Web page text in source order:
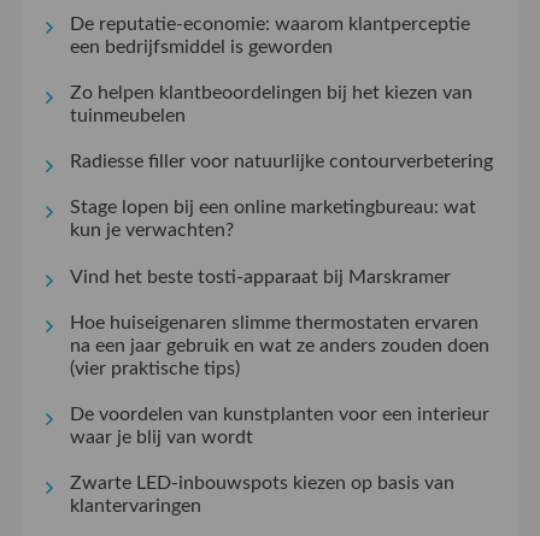
De reputatie-economie: waarom klantperceptie
een bedrijfsmiddel is geworden
Zo helpen klantbeoordelingen bij het kiezen van
tuinmeubelen
Radiesse filler voor natuurlijke contourverbetering
Stage lopen bij een online marketingbureau: wat
kun je verwachten?
Vind het beste tosti-apparaat bij Marskramer
Hoe huiseigenaren slimme thermostaten ervaren
na een jaar gebruik en wat ze anders zouden doen
(vier praktische tips)
De voordelen van kunstplanten voor een interieur
waar je blij van wordt
Zwarte LED-inbouwspots kiezen op basis van
klantervaringen